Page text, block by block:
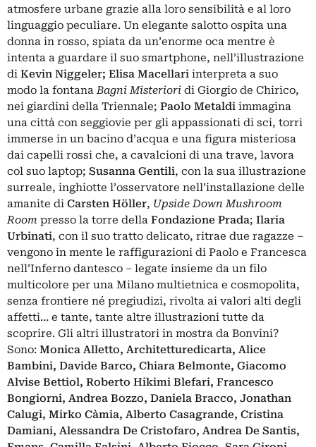
atmosfere urbane grazie alla loro sensibilità e al loro
linguaggio peculiare. Un elegante salotto ospita una
donna in rosso, spiata da un’enorme oca mentre è
intenta a guardare il suo smartphone, nell’illustrazione
di Kevin Niggeler; Elisa Macellari interpreta a suo
modo la fontanaBagni Misteriori di Giorgio de Chirico,
nei giardini della Triennale; Paolo Metaldi immagina
una città con seggiovie per gli appassionati di sci, torri
immerse in un bacino d’acqua e una figura misteriosa
dai capelli rossi che, a cavalcioni di una trave, lavora
col suo laptop; Susanna Gentili, con la sua illustrazione
surreale, inghiotte l’osservatore nell’installazione delle
amanite di Carsten Höller, Upside Down Mushroom
Room presso la torre della Fondazione Prada; Ilaria
Urbinati, con il suo tratto delicato, ritrae due ragazze –
vengono in mente le raffigurazioni di Paolo e Francesca
nell’Inferno dantesco – legate insieme da un filo
multicolore per una Milano multietnica e cosmopolita,
senza frontiere né pregiudizi, rivolta ai valori alti degli
affetti… e tante, tante altre illustrazioni tutte da
scoprire. Gli altri illustratori in mostra da Bonvini?
Sono: Monica Alletto, Architetturedicarta, Alice
Bambini, Davide Barco, Chiara Belmonte, Giacomo
Alvise Bettiol, Roberto Hikimi Blefari, Francesco
Bongiorni, Andrea Bozzo, Daniela Bracco, Jonathan
Calugi, Mirko Càmia, Alberto Casagrande, Cristina
Damiani, Alessandra De Cristofaro, Andrea De Santis,